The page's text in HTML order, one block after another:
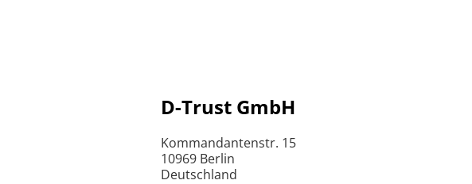
D-Trust GmbH
Kommandantenstr. 15
10969 Berlin
Deutschland